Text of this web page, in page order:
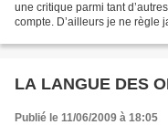
une critique parmi tant
compte. D’ailleurs je ne règle
LA LANGUE DES
Publié le 11/06/2009 à 18:05